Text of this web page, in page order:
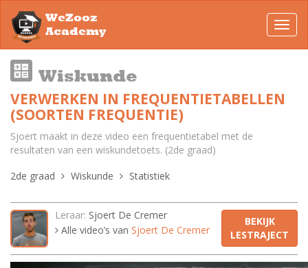
WeZooz
Academy
Wiskunde
VERWERKEN IN FREQUENTIETABELLEN
(SOORTEN FREQUENTIE)
Sjoert maakt in deze video een frequentietabel met de
resultaten van een wiskundetoets. (2de graad)
2de graad
Wiskunde Statistiek
Leraar: Sjoert De Cremer
Alle video’s van Sjoert De Cremer
BEKIJK
LESTRAJECT